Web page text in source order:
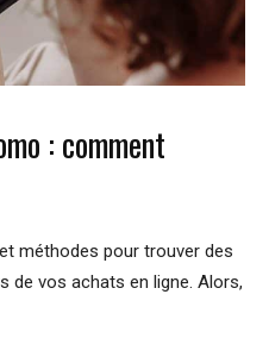
: comment
méthodes pour trouver des
de vos achats en ligne. Alors,